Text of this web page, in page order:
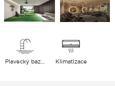
Plavecký bazén Klimatizace